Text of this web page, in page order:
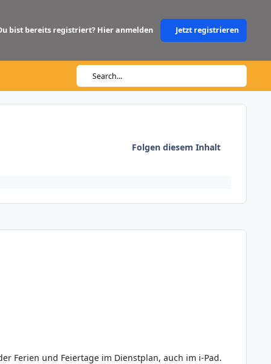
bist bereits registriert? Hier anmelden Jetzt registrieren
Search...
Folgen diesem Inhalt
Ferien und Feiertage im Dienstplan, auch im i-Pad.